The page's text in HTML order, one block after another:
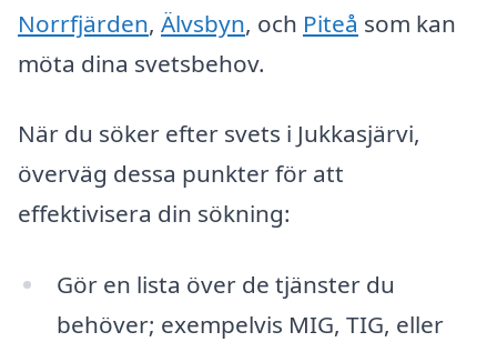
Norrfjärden, Älvsbyn, och Piteå som kan
möta dina svetsbehov.
När du söker efter svets i Jukkasjärvi,
överväg dessa punkter för att
effektivisera din sökning:
Gör en lista över de tjänster du
behöver; exempelvis MIG, TIG, eller